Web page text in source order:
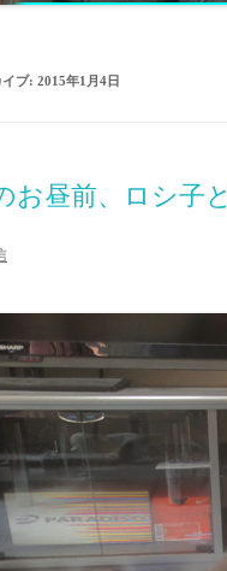
イブ: 2015年1月4日
お昼前、ロシ子